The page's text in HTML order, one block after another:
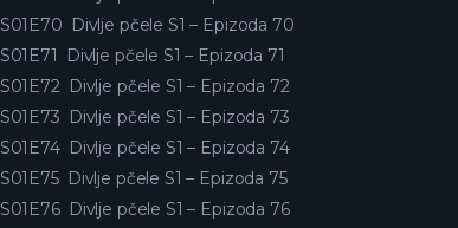
S01E70 Divlje pčele S1 – Epizoda 70
S01E71
Divlje pčele S1 – Epizoda 71
S01E72 Divlje pčele S1 – Epizoda 72
S01E73 Divlje pčele S1 – Epizoda 73
S01E74 Divlje pčele S1 – Epizoda 74
S01E75 Divlje pčele S1 – Epizoda 75
S01E76 Divlje pčele S1 – Epizoda 76